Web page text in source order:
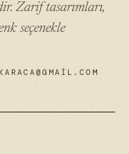
Zarif tasarımları,
seçenekle